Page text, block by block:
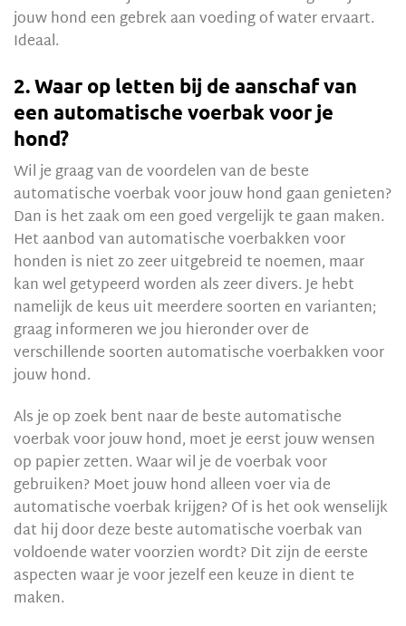
jouw hond een gebrek aan voeding of water ervaart.
Ideaal.
2. Waar op letten bij de aanschaf van
een automatische voerbak voor je
hond?
Wil je graag van de voordelen van de beste
automatische voerbak voor jouw hond gaan genieten?
Dan is het zaak om een goed vergelijk te gaan maken.
Het aanbod van automatische voerbakken voor
honden is niet zo zeer uitgebreid te noemen, maar
kan wel getypeerd worden als zeer divers. Je hebt
namelijk de keus uit meerdere soorten en varianten;
graag informeren we jou hieronder over de
verschillende soorten automatische voerbakken voor
jouw hond.
Als je op zoek bent naar de beste automatische
voerbak voor jouw hond, moet je eerst jouw wensen
op papier zetten. Waar wil je de voerbak voor
gebruiken? Moet jouw hond alleen voer via de
automatische voerbak krijgen? Of is het ook wenselijk
dat hij door deze beste automatische voerbak van
voldoende water voorzien wordt? Dit zijn de eerste
aspecten waar je voor jezelf een keuze in dient te
maken.